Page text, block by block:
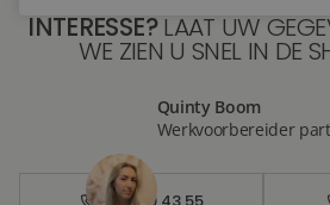
INTERESSE?LAAT UW
WE ZIEN U SNEL IN DE
Quinty Boom
Werkvoorbereider